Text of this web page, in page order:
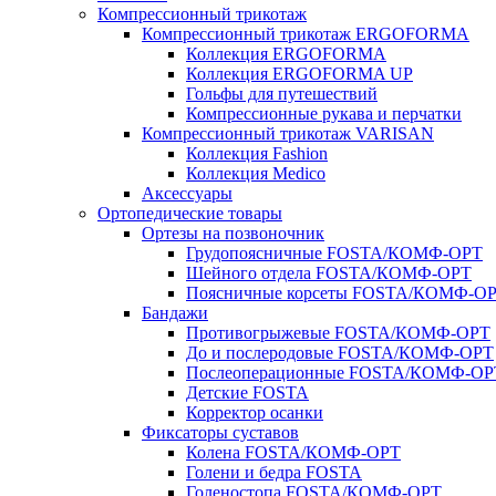
Компрессионный трикотаж
Компрессионный трикотаж ERGOFORMA
Коллекция ERGOFORMA
Коллекция ERGOFORMA UP
Гольфы для путешествий
Компрессионные рукава и перчатки
Компрессионный трикотаж VARISAN
Коллекция Fashion
Коллекция Medico
Аксессуары
Ортопедические товары
Ортезы на позвоночник
Грудопоясничные FOSTA/КОМФ-ОРТ
Шейного отдела FOSTA/КОМФ-ОРТ
Поясничные корсеты FOSTA/КОМФ-
Бандажи
Противогрыжевые FOSTA/КОМФ-ОРТ
До и послеродовые FOSTA/КОМФ-ОРТ
Послеоперационные FOSTA/КОМФ-
Детские FOSTA
Корректор осанки
Фиксаторы суставов
Колена FOSTA/КОМФ-ОРТ
Голени и бедра FOSTA